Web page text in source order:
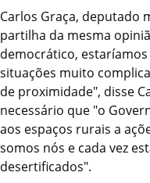
Carlos Graça, deputado
partilha da mesma
democrático,
situações muito
de proximidade", disse
necessário que "o
aos espaços rurais a
somos nós e cada vez
desertificados".